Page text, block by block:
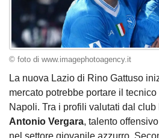
© foto di www.imagephotoagency.it
La nuova Lazio di Rino Gattuso
mercato potrebbe portare il
Napoli. Tra i profili valutati dal
Antonio Vergara, talento